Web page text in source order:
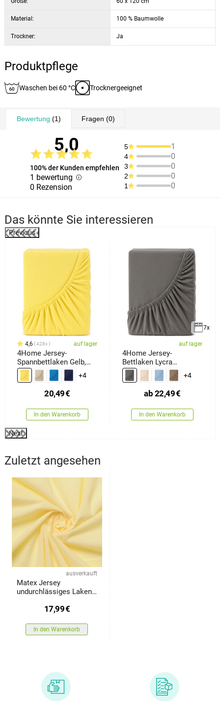
Material: 100 % Baumwolle
Trockner: Ja
Produktpflege
Waschen bei 60 °C Trocknergeeignet
Bewertung (1) Fragen (0)
5,0
100% der Kunden empfehlen
1 bewertung
0 Rezension
5 1
4 0
3 0
2 0
1 0
Das könnte Sie interessieren
Previous
4,6 428x auf lager
4Home Jersey-
Spannbettlaken Gelb,
180 x 200 cm
+4
20,49€
In den Warenkorb
7x
auf lager
4Home Jersey-
Bettlaken Lycra
anthrazit, 90 x 200
+4
ab 22,49€
In den Warenkorb
Next
Zuletzt angesehen
ausverkauft
Matex Jersey
undurchlässiges Laken
17,99€
In den Warenkorb